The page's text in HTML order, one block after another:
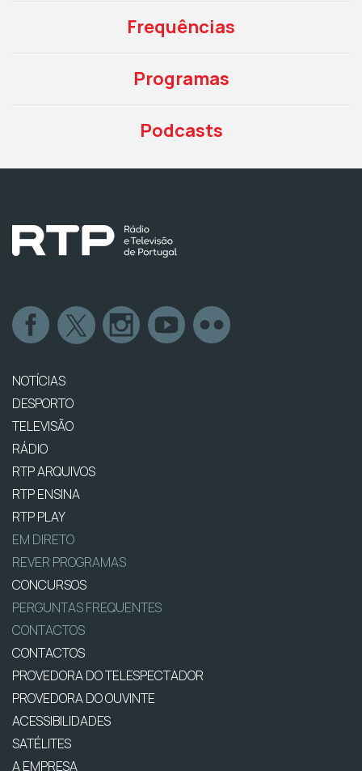
Frequências
Programas
Podcasts
NOTÍCIAS
DESPORTO
TELEVISÃO
RÁDIO
RTP ARQUIVOS
RTP ENSINA
RTP PLAY
EM DIRETO
REVER PROGRAMAS
CONCURSOS
PERGUNTAS FREQUENTES
CONTACTOS
CONTACTOS
PROVEDORA DO TELESPECTADOR
PROVEDORA DO OUVINTE
ACESSIBILIDADES
SATÉLITES
A EMPRESA